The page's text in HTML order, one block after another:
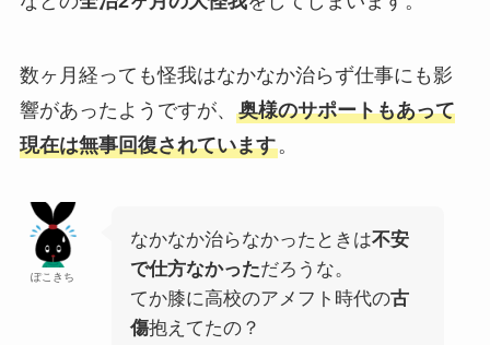
数ヶ月経っても怪我はなかなか治らず仕事にも影
響があったようですが、 奥様のサポートもあって
現在は無事回復されています。
ぽこきち
なかなか治らなかったときは不安
で仕方なかっただろうな。
てか膝に高校のアメフト時代の古
傷抱えてたの？